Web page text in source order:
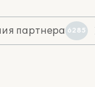
партнера 6285